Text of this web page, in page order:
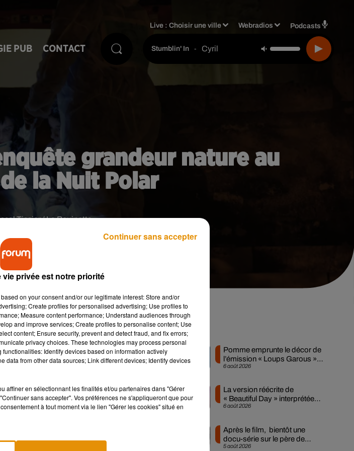
PUB CONTACT
Live :Choisir une ville Webradios Podcasts
Stumblin' In - Cyril
grandeur nature au
la Nuit Polar
Tissier / La Bouinotte
occasion, un jeu d'enquête
les 11 et 12 octobre
thème de cette année en dit long sur
à la tombée de la nuit. Pendant
pour l’occasion. Près de 70
Musique
6 août 2026
Pomme emprunte le décor de
l’émission « Loups Garous »
pour son...
6 août 2026
La version réécrite de
« Beautiful Day » interprétée
lors des...
5 août 2026
Après le film, bientôt une
docu-série sur le père de
Michael Jackson
vie privée est notre priorité
on your consent and/or our legitimate interest: Store and/or
Create profiles for personalised advertising; Use profiles to
Measure content performance; Understand audiences through
and improve services; Create profiles to personalise content; Use
content; Ensure security, prevent and detect fraud, and fix errors;
privacy choices. These technologies may process personal
Identify devices based on information actively
data from other data sources; Link different devices; Identify devices
affiner en sélectionnant les finalités et/ou partenaires dans "Gérer
sans accepter". Vos préférences ne s'appliqueront que pour
à tout moment via le lien "Gérer les cookies" situé en
Continuer sans accepter